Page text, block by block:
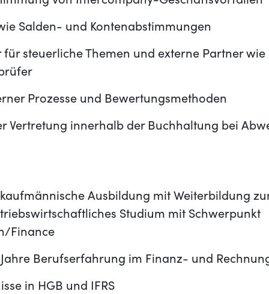
Salden- und Kontenabstimmungen
steuerliche Themen und externe Partner wie
Prozesse und Bewertungsmethoden
Vertretung innerhalb der Buchhaltung bei
Ausbildung mit Weiterbildung
Studium mit Schwerpunkt
Finance
Berufserfahrung im Finanz- und
in HGB und IFRS